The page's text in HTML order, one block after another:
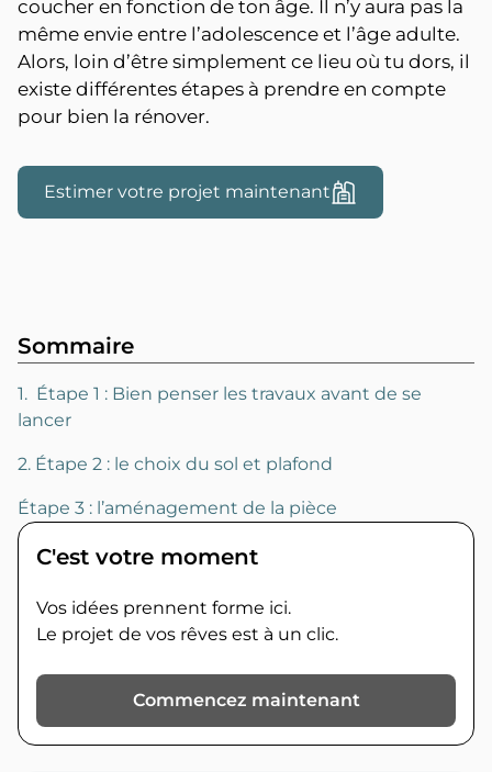
coucher en fonction de ton âge. Il n’y aura pas la
même envie entre l’adolescence et l’âge adulte.
Alors, loin d’être simplement ce lieu où tu dors, il
existe différentes étapes à prendre en compte
pour bien la rénover.
Estimer votre projet maintenant
Sommaire
1. Étape 1 : Bien penser les travaux avant de se
lancer
2. Étape 2 : le choix du sol et plafond
Étape 3 : l’aménagement de la pièce
C'est votre moment
Vos idées prennent forme ici.
Le projet de vos rêves est à un clic.
Commencez maintenant